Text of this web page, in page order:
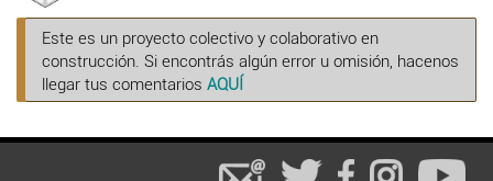
Este es un proyecto colectivo y colaborativo en
construcción. Si encontrás algún error u omisión, hacenos
llegar tus comentarios AQUÍ